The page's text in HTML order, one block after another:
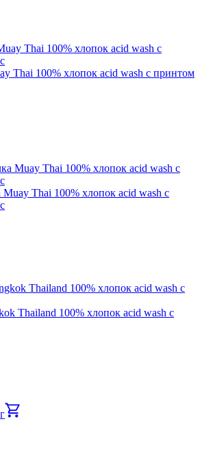
Thai 100% хлопок acid wash с принтом
Thai 100% хлопок acid wash с
Thailand 100% хлопок acid wash с